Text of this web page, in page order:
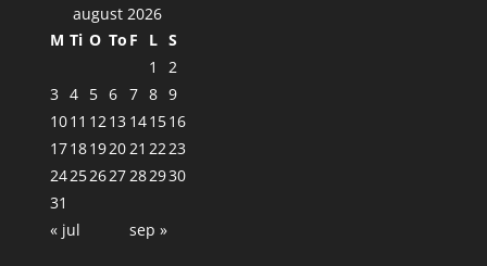
august 2026
M Ti O To F L S
1
2
3 4 5 6 7 8 9
1011 1213 141516
1718192021 2223
24252627282930
31
« jul
sep »